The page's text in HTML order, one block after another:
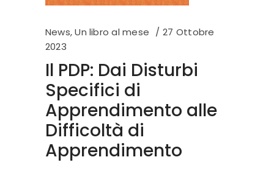
News,Un libro al mese
27 Ottobre
2023
Il PDP: Dai Disturbi
Specifici di
Apprendimento alle
Difficoltà di
Apprendimento